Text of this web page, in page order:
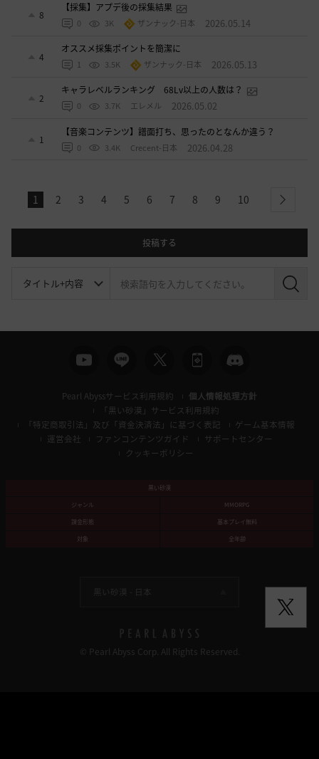
8
【採集】アプデ後の採集結果
0 3K ザンナック-日本 2026.05.14
4
オススメ採集ポイントを簡潔に
1 3.5K ザンナック-日本 2026.05.13
2
キャラレベルランキング 68Lv以上の人数は？
0 3.7K エレメル 2026.05.02
1
【音楽コンテンツ】譜面打ち、思ったのとなんか違う？
0 3.4K Crecent-日本 2026.04.28
1 2 3 4 5 6 7 8 9 10 next
投稿する
検
Pearl Abyssサービス利用規約
個人情報処理方針
「黒い砂漠」サービス利用規約
「特定商取引法」及び「資金決済法」に基づく表記
ゲーム基本情報
運営会社
ファンコンテンツガイド
サポートセンター
クッキーポリシー
黒い砂漠
ジャンル
MMORPG
課金形態
基本プレイ無料
対象
全年齢
黒い砂漠 - 日本
© Pearl Abyss Corp. All Rights Reserved.